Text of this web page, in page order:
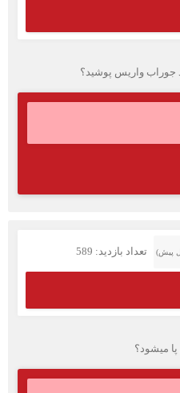
جوراب واریس پوشید؟
تعداد بازدید: 589
میشود؟